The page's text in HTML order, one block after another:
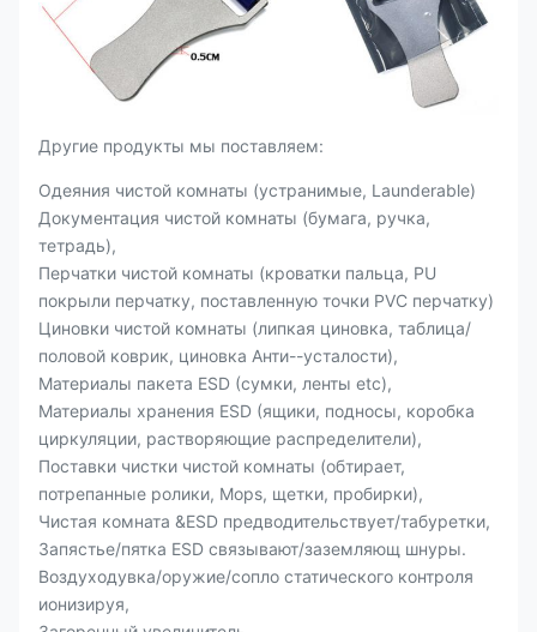
Другие продукты мы поставляем:
Одеяния чистой комнаты (устранимые, Launderable)
Документация чистой комнаты (бумага, ручка,
тетрадь),
Перчатки чистой комнаты (кроватки пальца, PU
покрыли перчатку, поставленную точки PVC перчатку)
Циновки чистой комнаты (липкая циновка, таблица/
половой коврик, циновка Анти--усталости),
Материалы пакета ESD (сумки, ленты etc),
Материалы хранения ESD (ящики, подносы, коробка
циркуляции, растворяющие распределители),
Поставки чистки чистой комнаты (обтирает,
потрепанные ролики, Mops, щетки, пробирки),
Чистая комната &ESD предводительствует/табуретки,
Запястье/пятка ESD связывают/заземляющ шнуры.
Воздуходувка/оружие/сопло статического контроля
ионизируя,